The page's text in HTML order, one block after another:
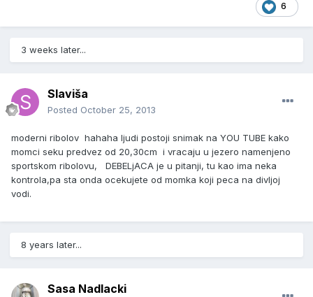
6
3 weeks later...
Slaviša
Posted October 25, 2013
moderni ribolov hahaha ljudi postoji snimak na YOU TUBE kako
momci seku predvez od 20,30cm i vracaju u jezero namenjeno
sportskom ribolovu, DEBELjACA je u pitanji, tu kao ima neka
kontrola,pa sta onda ocekujete od momka koji peca na divljoj
vodi.
8 years later...
Sasa Nadlacki